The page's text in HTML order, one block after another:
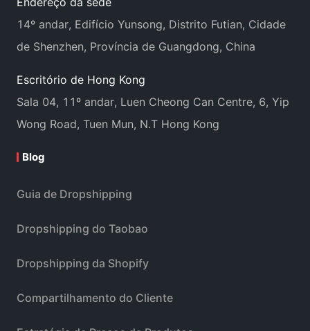
14º andar, Edifício Yunsong, Distrito Futian, Cidade
de Shenzhen, Província de Guangdong, China
Escritório de Hong Kong
Sala 04, 11º andar, Luen Cheong Can Centre, 6, Yip
Wong Road, Tuen Mun, N.T Hong Kong
Blog
Guia de Dropshipping
Dropshipping do Taobao
Dropshipping da Shopify
Compartilhamento do Cliente